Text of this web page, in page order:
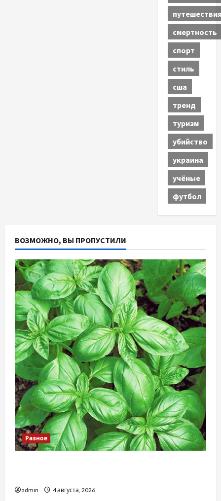
смертность
спорт
стиль
сша
тренд
туризм
убийство
украина
учёные
футбол
ВОЗМОЖНО, ВЫ ПРОПУСТИЛИ
Разное
admin 4 августа, 2026